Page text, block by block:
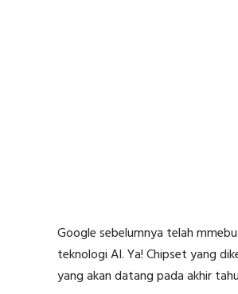
Google sebelumnya telah
teknologi AI. Ya! Chipset yang
yang akan datang pada akhir